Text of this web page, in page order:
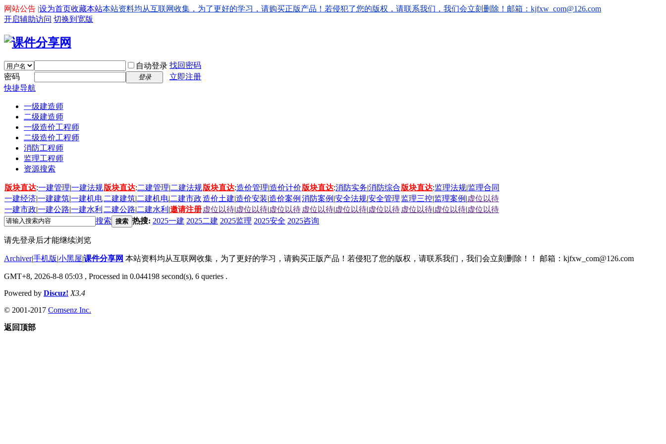
设为首页收藏本站
网站公告 |
本站资料均从互联网收集，为了更好的学习，请购买正版产品！若侵犯了您的版权，请联系我们，我们会立刻删除！邮箱：kjfxw_com@126.com
开启辅助访问 切换到宽版
自动登录 找回密码
密码
登录
立即注册
快捷导航
一级建造师
二级建造师
一级造价工程师
二级造价工程师
消防工程师
监理工程师
资源搜索
版块直达:一建管理|一建法规版块直达:二建管理|二建法规版块直达:造价管理|造价计价版块直达:消防实务|消防综合版块直达:监理法规|监理合同
一建经济|一建建筑|一建机电 二建建筑|二建机电|二建市政造价土建|造价安装|造价案例 消防案例 |安全法规|安全管理 监理三控|监理案例 |虚位以待
一建市政|一建公路|一建水利 二建公路|二建水利 |邀请注册 虚位以待|虚位以待|虚位以待 虚位以待|虚位以待|虚位以待 虚位以待|虚位以待|虚位以待
搜索 搜索 热搜: 2025一建 2025二建 2025监理 2025安全 2025咨询
请先登录后才能继续浏览
Archiver|手机版|小黑屋|课件分享网 本站资料均从互联网收集，为了更好的学习，请购买正版产品！若侵犯了您的版权，请联系我们，我们会立刻删除！！ 邮箱：kjfxw_com@126.com
GMT+8, 2026-8-8 05:03 , Processed in 0.044198 second(s), 6 queries .
Powered by Discuz! X3.4
© 2001-2017 Comsenz Inc.
返回顶部